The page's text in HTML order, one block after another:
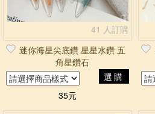
41 人訂購
迷你海星尖底鑽 星星水鑽 五
角星鑽石
選購
35元